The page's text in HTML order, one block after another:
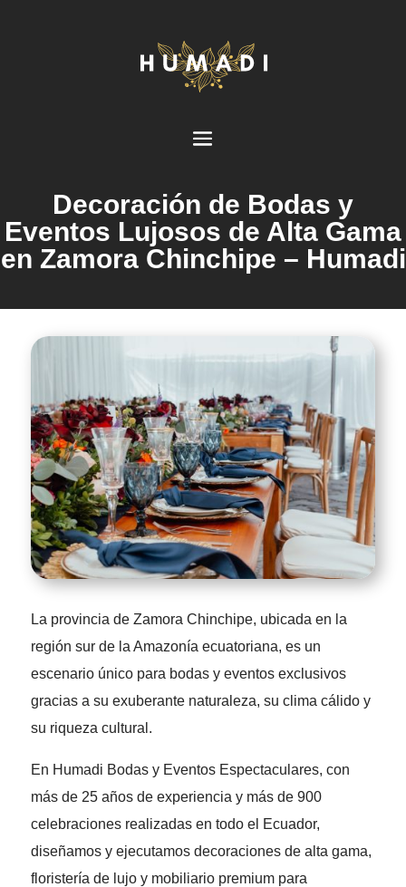
Decoración de Bodas y
Eventos Lujosos de Alta Gama
en Zamora Chinchipe – Humadi
La provincia de Zamora Chinchipe, ubicada en la
región sur de la Amazonía ecuatoriana, es un
escenario único para bodas y eventos exclusivos
gracias a su exuberante naturaleza, su clima cálido y
su riqueza cultural.
En Humadi Bodas y Eventos Espectaculares, con
más de 25 años de experiencia y más de 900
celebraciones realizadas en todo el Ecuador,
diseñamos y ejecutamos decoraciones de alta gama,
floristería de lujo y mobiliario premium para